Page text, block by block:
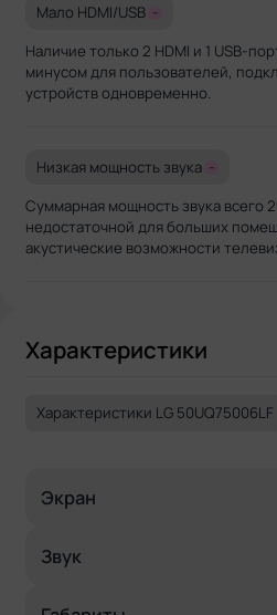
Мало HDMI/USB -
Наличие только 2 HDMI и 1 USB-
минусом для пользователей,
устройств одновременно.
Низкая мощность звука -
Суммарная мощность звука всего
недостаточной для больших
акустические возможности
Характеристики
Характеристики LG 50UQ75006LF
Экран
Звук